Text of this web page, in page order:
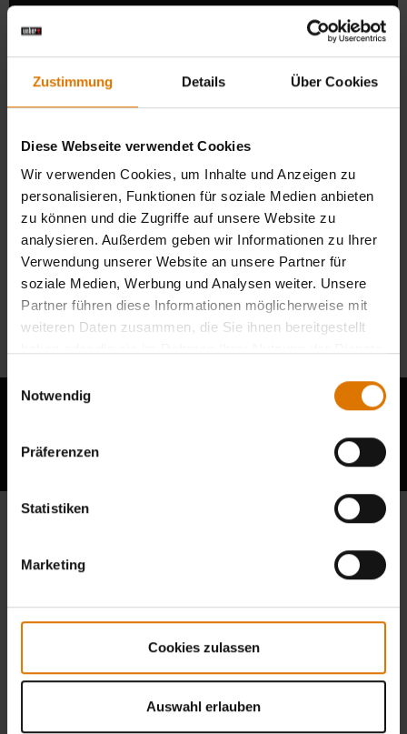
Zustimmung Details Über Cookies
Diese Webseite verwendet Cookies
Wir verwenden Cookies, um Inhalte und Anzeigen zu
personalisieren, Funktionen für soziale Medien anbieten
zu können und die Zugriffe auf unsere Website zu
analysieren. Außerdem geben wir Informationen zu Ihrer
Verwendung unserer Website an unsere Partner für
soziale Medien, Werbung und Analysen weiter. Unsere
Partner führen diese Informationen möglicherweise mit
weiteren Daten zusammen, die Sie ihnen bereitgestellt
Einwilligungsauswahl
Notwendig
Präferenzen
Statistiken
Marketing
Cookies zulassen
Auswahl erlauben
Weber Works Outdoor-
Aufbewahrungsbox
49,99 €
Weber Works
Transportbehälter mit
Deckel
49,99 €